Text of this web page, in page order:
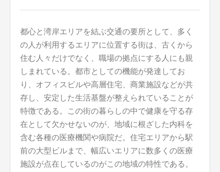
都心と湾岸エリアを結ぶ交通の要所として、多く
の人が利用するエリアに位置する街は、古くから
住む人々だけでなく、職場の拠点にする人にも親
しまれている。 都市としての機能が発達してお
り、オフィスビルや高層住宅、商業施設などが共
存し、安定した生活基盤が整えられていることが
特徴である。この街の暮らしの中で健康を守る存
在として欠かせないのが、地域に根ざした内科を
含む各種の医療機関や病院だ。住宅エリアから駅
前の大型ビルまで、幅広いエリアに数多くの医療
施設が点在しているのがこの地域の特性である。